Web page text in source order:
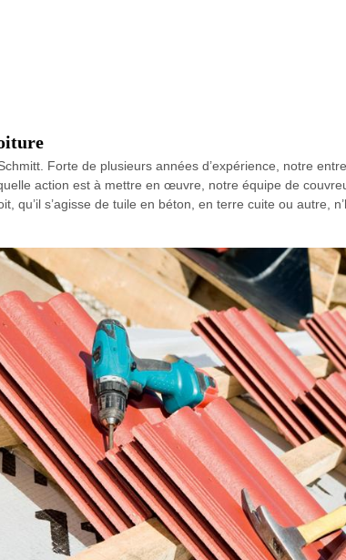
Forte de plusieurs années d’expérience, notre
action est à mettre en œuvre, notre équipe de
s’agisse de tuile en béton, en terre cuite ou autre,